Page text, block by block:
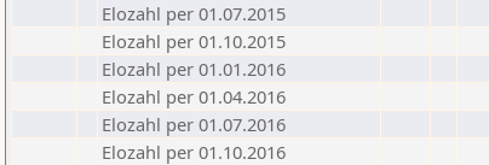
Elozahl per 01.07.2015
Elozahl per 01.10.2015
Elozahl per 01.01.2016
Elozahl per 01.04.2016
Elozahl per 01.07.2016
Elozahl per 01.10.2016